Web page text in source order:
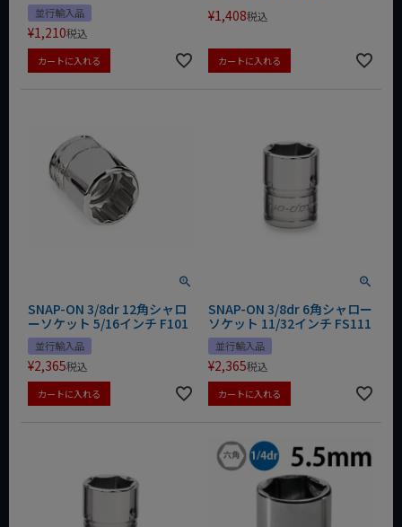
並行輸入品
¥1,210税込
カートに入れる
¥1,408税込
カートに入れる
SNAP-ON 3/8dr 12角シャロ
ーソケット 5/16インチ F101
並行輸入品
¥2,365税込
カートに入れる
SNAP-ON 3/8dr 6角シャロー
ソケット 11/32インチ FS111
並行輸入品
¥2,365税込
カートに入れる